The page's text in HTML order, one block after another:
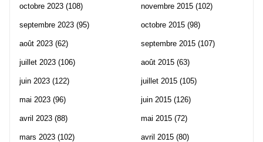
octobre 2023 (108)
septembre 2023 (95)
août 2023 (62)
juillet 2023 (106)
juin 2023 (122)
mai 2023 (96)
avril 2023 (88)
mars 2023 (102)
novembre 2015 (102)
octobre 2015 (98)
septembre 2015 (107)
août 2015 (63)
juillet 2015 (105)
juin 2015 (126)
mai 2015 (72)
avril 2015 (80)